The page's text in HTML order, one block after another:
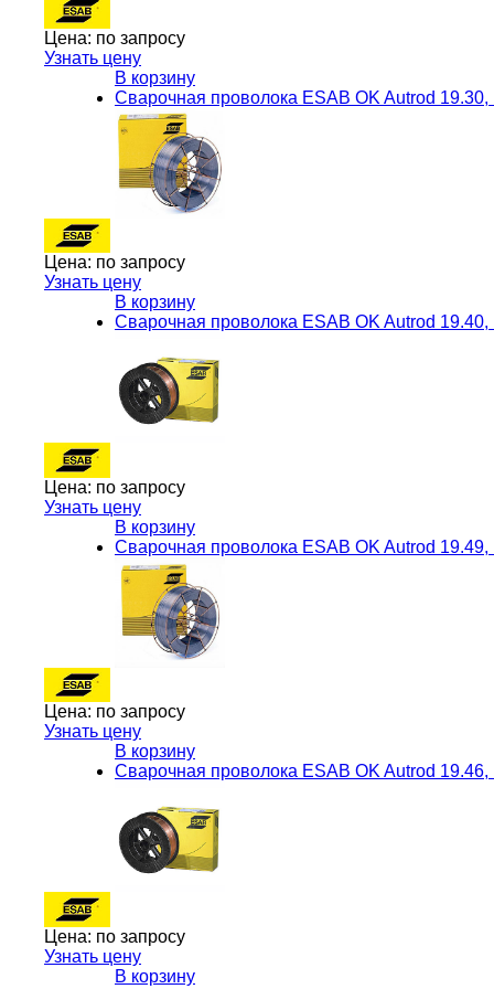
Цена: по запросу
Узнать цену
В корзину
Сварочная проволока ESAB OK Autrod
Цена: по запросу
Узнать цену
В корзину
Сварочная проволока ESAB OK Autrod
Цена: по запросу
Узнать цену
В корзину
Сварочная проволока ESAB OK Autrod
Цена: по запросу
Узнать цену
В корзину
Сварочная проволока ESAB OK Autrod
Цена: по запросу
Узнать цену
В корзину